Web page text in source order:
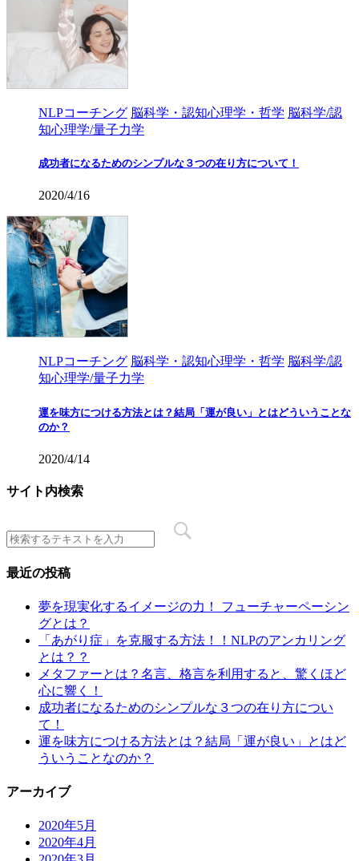
NLPコーチング 脳科学・認知心理学・哲学 脳科学/認
知心理学/量子力学
成功者になるためのシンプルな３つの在り方について！
2020/4/16
NLPコーチング 脳科学・認知心理学・哲学 脳科学/認
知心理学/量子力学
運を味方につける方法とは？結局「運が良い」とはどういうことな
のか？
2020/4/14
サイト内検索
最近の投稿
夢を現実化するイメージの力！ フューチャーペーシン
グとは？
「あがり症」を克服する方法！！NLPのアンカリング
とは？？
メタファーとは？名言、格言を利用すると、驚くほど
心に響く！
成功者になるためのシンプルな３つの在り方につい
て！
運を味方につける方法とは？結局「運が良い」とはど
ういうことなのか？
アーカイブ
2020年5月
2020年4月